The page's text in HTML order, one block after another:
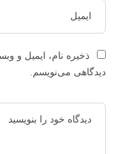
ذخیره نام، ایمیل و
دیدگاهی می‌نویسم.